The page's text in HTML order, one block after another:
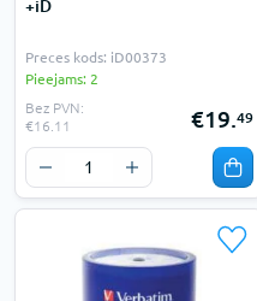
+iD
Preces kods: iD00373
Pieejams: 2
Bez PVN:
€16.11
€19.49